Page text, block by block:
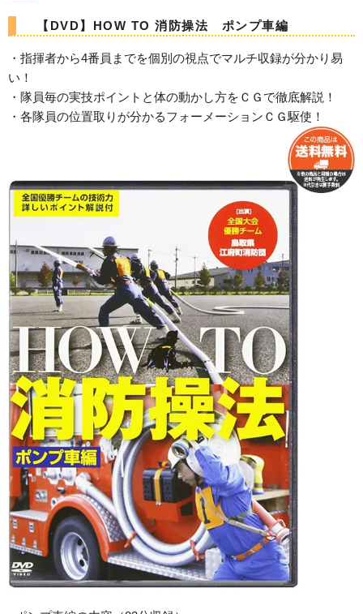
【DVD】HOW TO 消防操法 ポンプ車編
・指揮者から4番員までを個別の視点でマルチ収録が分かり易
い！
・隊員毎の実技ポイントと体の動かし方をＣＧで徹底解説！
・各隊員の位置取りが分かるフォーメーションＣＧ駆使！